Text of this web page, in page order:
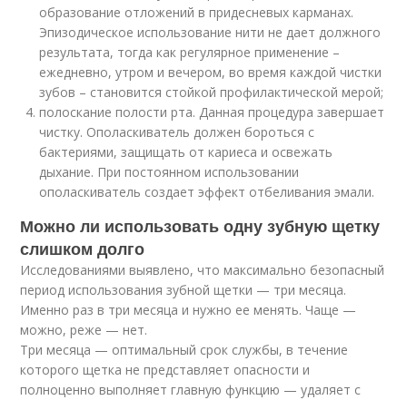
образование отложений в придесневых карманах.
Эпизодическое использование нити не дает должного
результата, тогда как регулярное применение –
ежедневно, утром и вечером, во время каждой чистки
зубов – становится стойкой профилактической мерой;
полоскание полости рта. Данная процедура завершает
чистку. Ополаскиватель должен бороться с
бактериями, защищать от кариеса и освежать
дыхание. При постоянном использовании
ополаскиватель создает эффект отбеливания эмали.
Можно ли использовать одну зубную щетку
слишком долго
Исследованиями выявлено, что максимально безопасный
период использования зубной щетки — три месяца.
Именно раз в три месяца и нужно ее менять. Чаще —
можно, реже — нет.
Три месяца — оптимальный срок службы, в течение
которого щетка не представляет опасности и
полноценно выполняет главную функцию — удаляет с